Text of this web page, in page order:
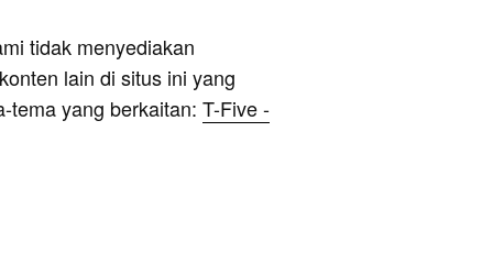
tidak menyediakan
lain di situs ini yang
tema yang berkaitan: T-Five -